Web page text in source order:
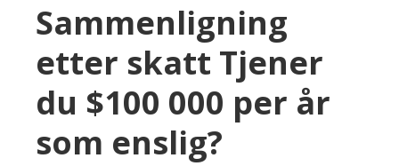
Sammenligning
etter skatt Tjener
du $100 000 per år
som enslig?